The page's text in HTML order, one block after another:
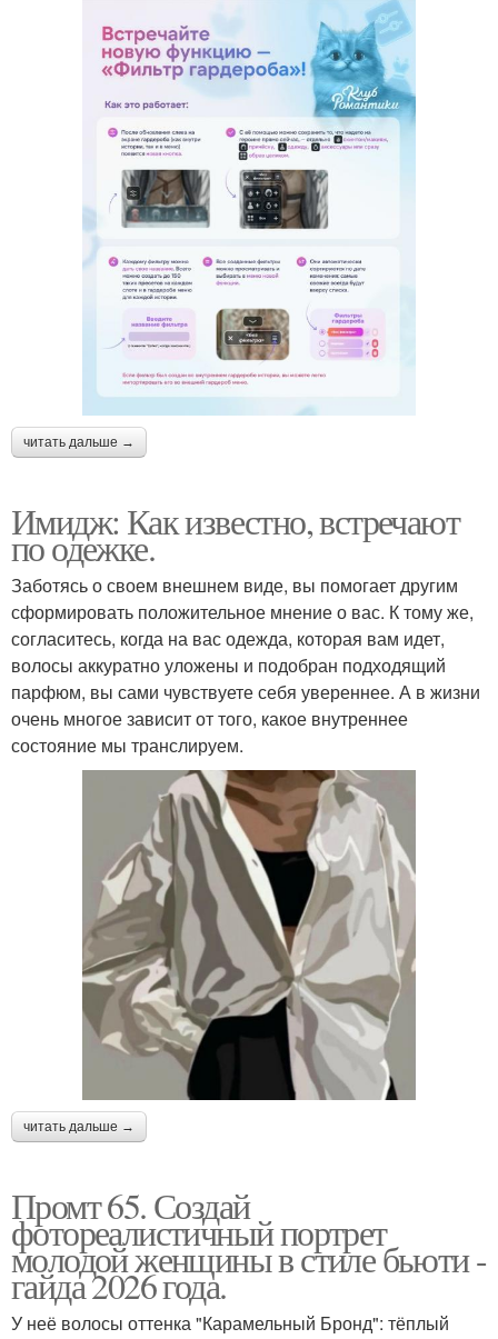
читать дальше →
Имидж: Как известно, встречают
по одежке.
Заботясь о своем внешнем виде, вы помогает другим
сформировать положительное мнение о вас. К тому же,
согласитесь, когда на вас одежда, которая вам идет,
волосы аккуратно уложены и подобран подходящий
парфюм, вы сами чувствуете себя увереннее. А в жизни
очень многое зависит от того, какое внутреннее
состояние мы транслируем.
читать дальше →
Промт 65. Создай
фотореалистичный портрет
молодой женщины в стиле бьюти -
гайда 2026 года.
У неё волосы оттенка "Карамельный Бронд": тёплый